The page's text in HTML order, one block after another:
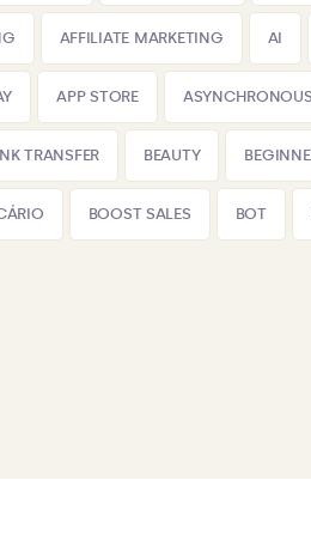
AFFILIATE MARKETING AI
APP STORE ASYNCHRONOUS
TRANSFER BEAUTY
BOOST SALES BOT